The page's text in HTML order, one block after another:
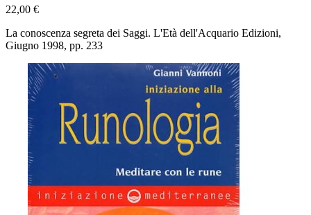
22,00 €
La conoscenza segreta dei Saggi. L'Età dell'Acquario Edizioni,
Giugno 1998, pp. 233